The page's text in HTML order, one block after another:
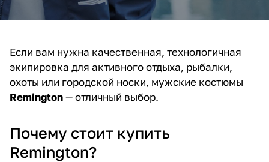
Если вам нужна качественная, технологичная
экипировка для активного отдыха, рыбалки,
охоты или городской носки, мужские костюмы
Remington— отличный выбор.
Почему стоит купить
Remington?